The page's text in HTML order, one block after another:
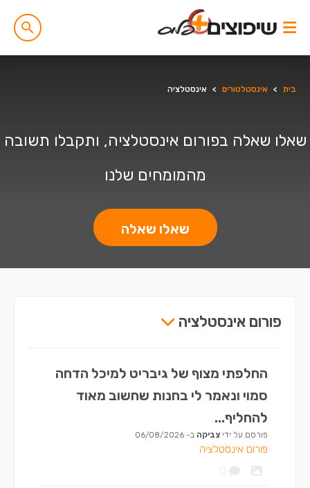
בית > אינסטלטורים > אינסטלציה
שאלו שאלה בפורום אינסטלציה, ותקבלו תשובה
מהמומחים שלנו
שאלו שאלה
פורום אינסטלציה
החלפתי מצוף של גיבריט למיכל הדחה
סמוי ונאמר לי בחנות שחשוב מאוד
להחליף...
פורסם על ידי צביקה ב- 06/08/2026
פורום אינסטלציה
0